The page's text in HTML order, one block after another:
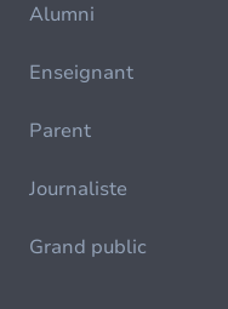
Alumni
Enseignant
Parent
Journaliste
Grand public